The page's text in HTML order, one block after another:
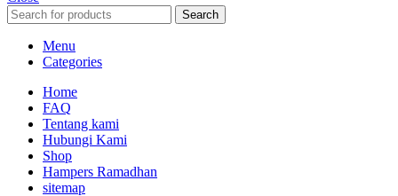
Search
Menu
Categories
Home
FAQ
Tentang kami
Hubungi Kami
Shop
Hampers Ramadhan
sitemap